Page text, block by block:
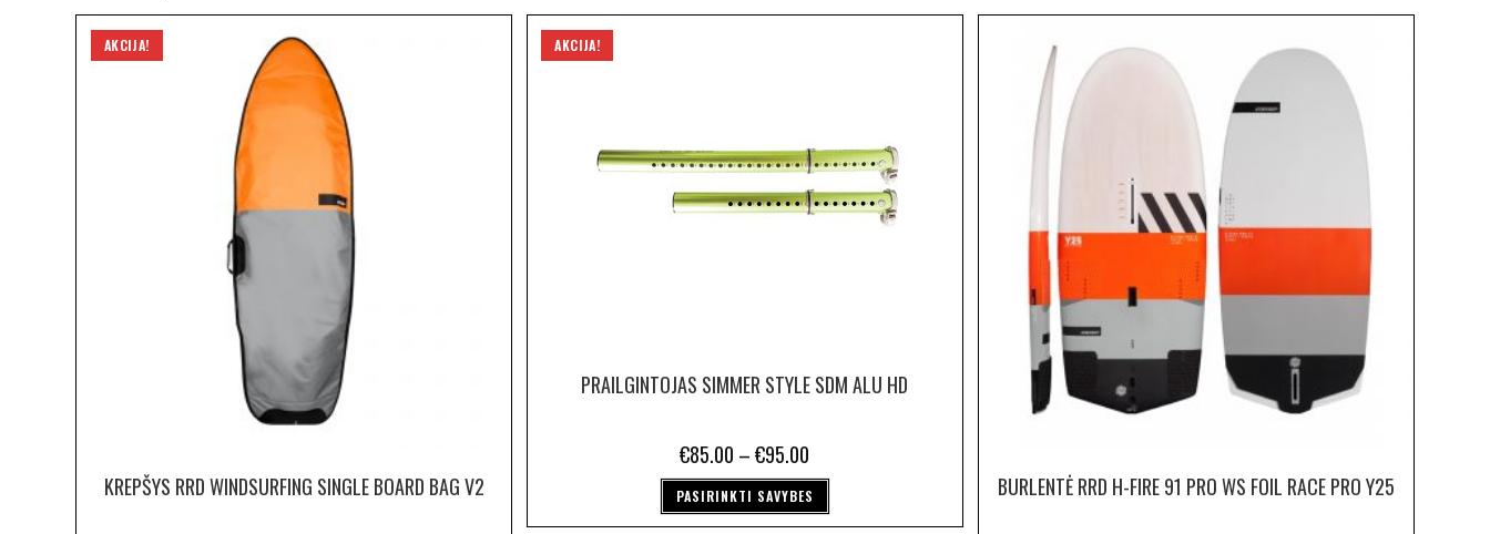
AKCIJA!
KREPŠYS RRD WINDSURFING SINGLE BOARD BAG V2
AKCIJA!
PRAILGINTOJAS SIMMER STYLE SDM ALU HD
€85.00 –€95.00
PASIRINKTI SAVYBES BURLENTĖ RRD H-FIRE 91 PRO WS FOIL RACE PRO Y25